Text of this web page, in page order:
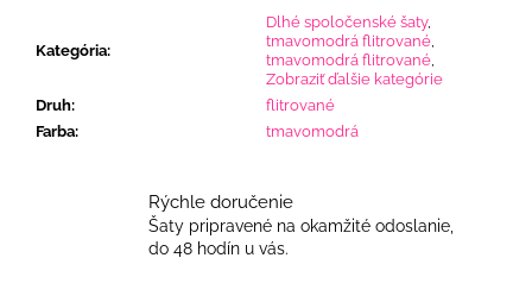
Kategória:
Dlhé spoločenské šaty,
tmavomodrá flitrované
tmavomodrá flitrované
Zobraziť ďalšie kategórie
Druh:
flitrované
Farba: tmavomodrá
Rýchle doručenie
Šaty pripravené na okamžité odoslanie,
do 48 hodín u vás.